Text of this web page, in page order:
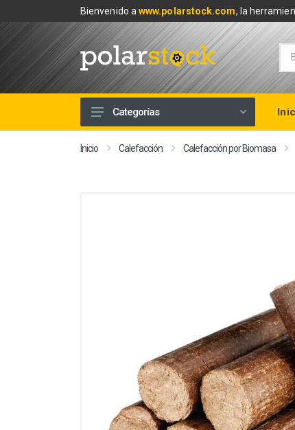
Bienvenido awww.polarstock.com, la
Calefacción
Categorías
Inicio Calefacción Calefacción por Biomasa